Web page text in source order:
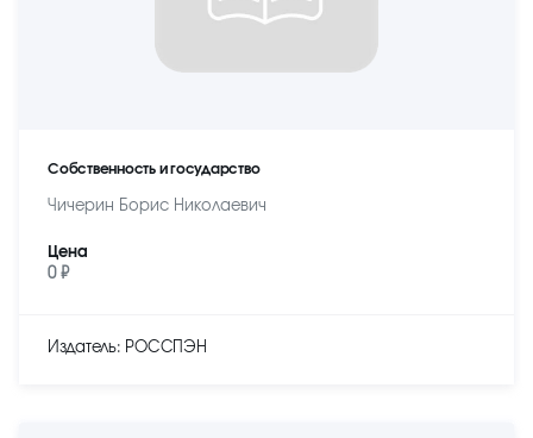
Собственность и государство
Чичерин Борис Николаевич
Цена
0 ₽
Издатель: РОССПЭН